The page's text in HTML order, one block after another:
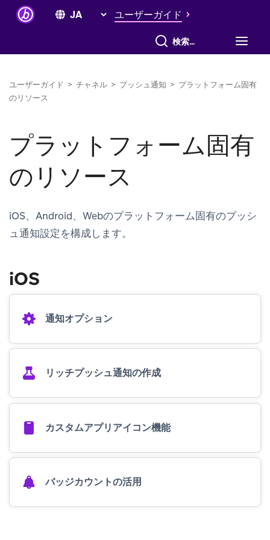
ユーザーガイド
すべて検索
ユーザーガイド > チャネル > プッシュ通知 > プラットフォーム固有
のリソース
プラットフォーム固有
のリソース
iOS、Android、Webのプラットフォーム固有のプッシ
ュ通知設定を構成します。
iOS
通知オプション
リッチプッシュ通知の作成
カスタムアプリアイコン機能
バッジカウントの活用